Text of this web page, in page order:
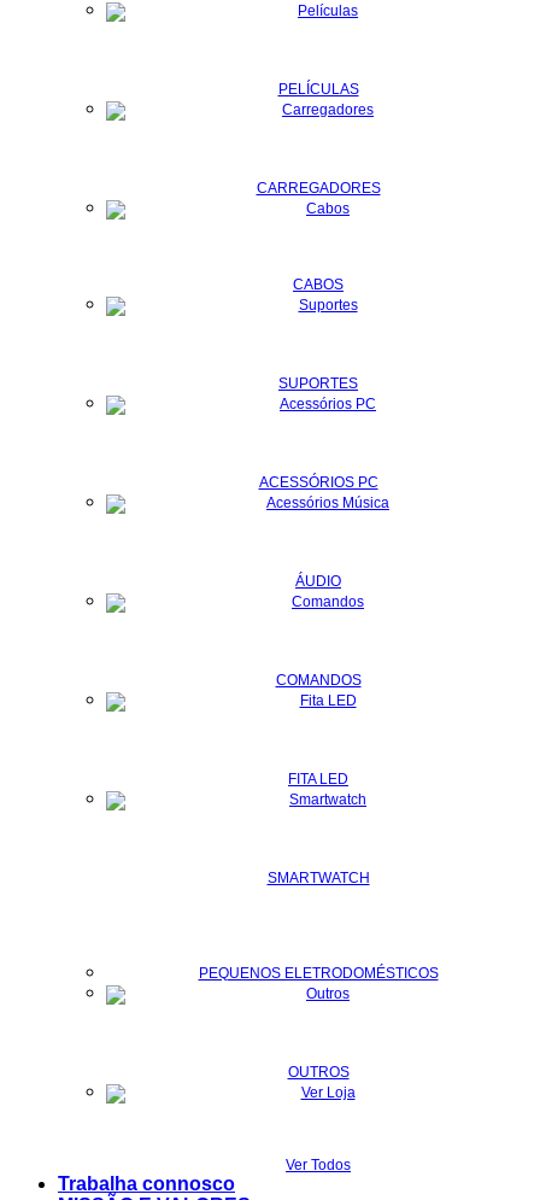
PELÍCULAS
CARREGADORES
CABOS
SUPORTES
ACESSÓRIOS PC
ÁUDIO
COMANDOS
FITA LED
SMARTWATCH
PEQUENOS ELETRODOMÉSTICOS
OUTROS
Ver Todos
Trabalha connosco